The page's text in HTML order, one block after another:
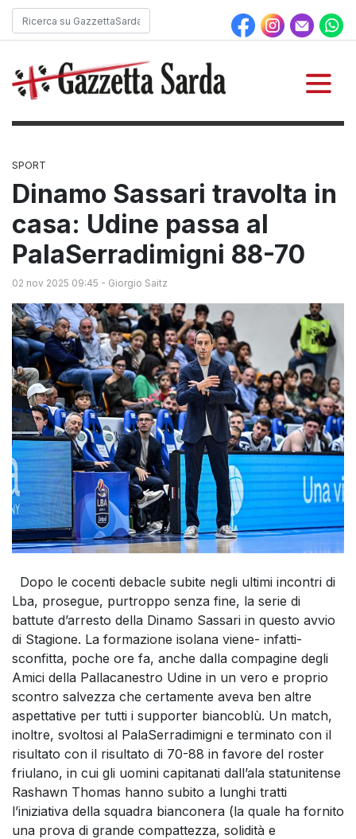
SPORT
Dinamo Sassari travolta in
casa: Udine passa al
PalaSerradimigni 88-70
02 nov 2025 09:45 - Giorgio Saitz
Dopo le cocenti debacle subite negli ultimi incontri di
Lba, prosegue, purtroppo senza fine, la serie di
battute d’arresto della Dinamo Sassari in questo avvio
di Stagione. La formazione isolana viene- infatti-
sconfitta, poche ore fa, anche dalla compagine degli
Amici della Pallacanestro Udine in un vero e proprio
scontro salvezza che certamente aveva ben altre
aspettative per tutti i supporter biancoblù. Un match,
inoltre, svoltosi al PalaSerradimigni e terminato con il
risultato con il risultato di 70-88 in favore del roster
friulano, in cui gli uomini capitanati dall’ala statunitense
Rashawn Thomas hanno subito a lunghi tratti
l’iniziativa della squadra bianconera (la quale ha fornito
una prova di grande compattezza, solidità e